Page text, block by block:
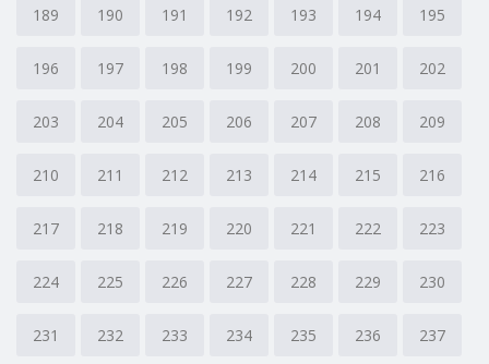
189 190 191 192 193 194 195
196 197 198 199 200 201 202
203 204 205 206 207 208 209
210 211 212 213 214 215 216
217 218 219 220 221 222 223
224 225 226 227 228 229 230
231 232 233 234 235 236 237